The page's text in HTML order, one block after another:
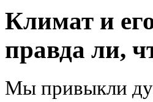
Климат и
правда ли,
Мы привыкли